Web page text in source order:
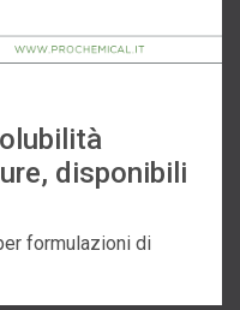
disponibili
formulazioni di